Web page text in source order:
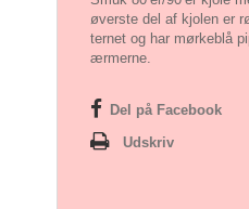
øverste del af kjolen er
ternet og har mørkeblå
ærmerne.
Del på Facebook
Udskriv